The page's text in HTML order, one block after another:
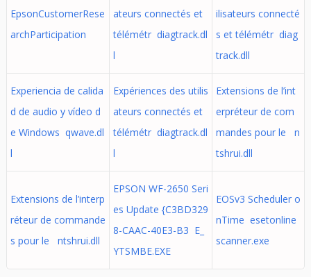
EpsonCustomerRese
archParticipation
ateurs connectés et
télémétr diagtrack.dl
l
ilisateurs connecté
s et télémétr diag
track.dll
Experiencia de calida
d de audio y vídeo d
e Windows qwave.dl
l
Expériences des utilis
ateurs connectés et
télémétr diagtrack.dl
l
Extensions de l’int
erpréteur de com
mandes pour le n
tshrui.dll
Extensions de l’interp
réteur de commande
s pour le ntshrui.dll
EPSON WF-2650 Seri
es Update {C3BD329
8-CAAC-40E3-B3 E_
YTSMBE.EXE
EOSv3 Scheduler o
nTime esetonline
scanner.exe